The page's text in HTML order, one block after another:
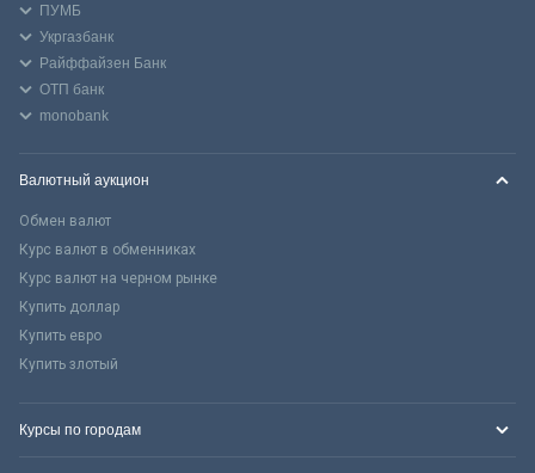
ПУМБ
Укргазбанк
Райффайзен Банк
ОТП банк
monobank
Валютный аукцион
Обмен валют
Курс валют в обменниках
Курс валют на черном рынке
Купить доллар
Купить евро
Купить злотый
Курсы по городам